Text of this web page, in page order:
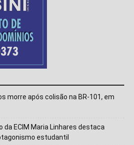
morre após colisão na BR-101, em
da ECIM Maria Linhares destaca
estudantil